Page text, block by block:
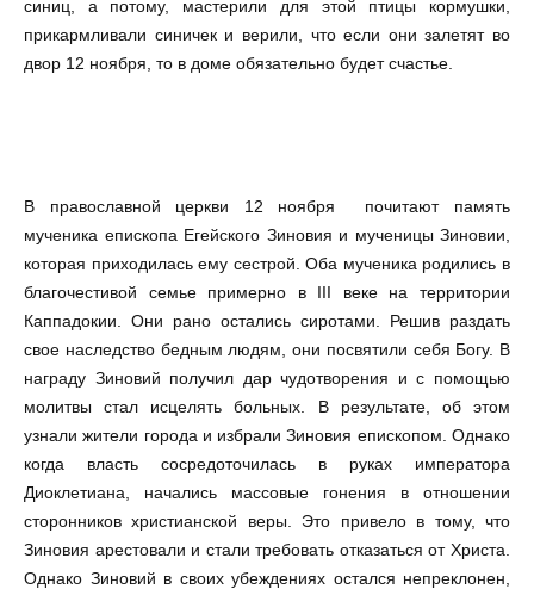
синиц, а потому, мастерили для этой птицы кормушки,
прикармливали синичек и верили, что если они залетят во
двор 12 ноября, то в доме обязательно будет счастье.
В православной церкви 12 ноября почитают память
мученика епископа Егейского Зиновия и мученицы Зиновии,
которая приходилась ему сестрой. Оба мученика родились в
благочестивой семье примерно в III веке на территории
Каппадокии. Они рано остались сиротами. Решив раздать
свое наследство бедным людям, они посвятили себя Богу. В
награду Зиновий получил дар чудотворения и с помощью
молитвы стал исцелять больных. В результате, об этом
узнали жители города и избрали Зиновия епископом. Однако
когда власть сосредоточилась в руках императора
Диоклетиана, начались массовые гонения в отношении
сторонников христианской веры. Это привело в тому, что
Зиновия арестовали и стали требовать отказаться от Христа.
Однако Зиновий в своих убеждениях остался непреклонен,